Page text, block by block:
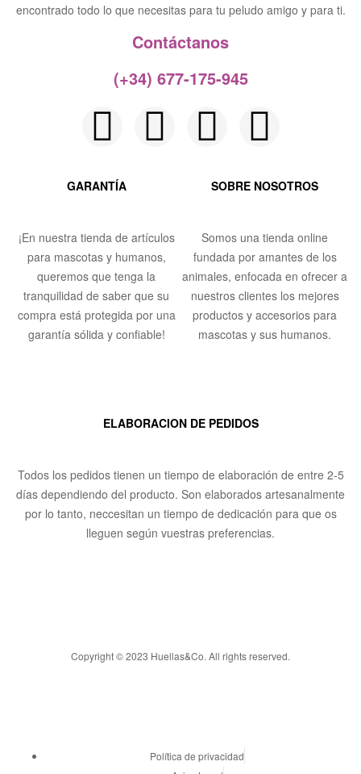
encontrado todo lo que necesitas para tu peludo amigo y para ti.
Contáctanos​
(+34) 677-175-945
GARANTÍA
¡En nuestra tienda de artículos
para mascotas y humanos,
queremos que tenga la
tranquilidad de saber que su
compra está protegida por una
garantía sólida y confiable!
SOBRE NOSOTROS
Somos una tienda online
fundada por amantes de los
animales, enfocada en ofrecer a
nuestros clientes los mejores
productos y accesorios para
mascotas y sus humanos.
ELABORACION DE PEDIDOS
Todos los pedidos tienen un tiempo de elaboración de entre 2-5
días dependiendo del producto. Son elaborados artesanalmente
por lo tanto, neccesitan un tiempo de dedicación para que os
lleguen según vuestras preferencias.
Copyright © 2023 Huellas&Co. All rights reserved.
Política de privacidad